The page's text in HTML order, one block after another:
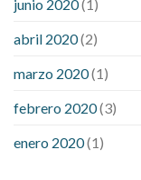
junio 2020(1)
abril 2020(2)
marzo 2020(1)
febrero 2020(3)
enero 2020(1)